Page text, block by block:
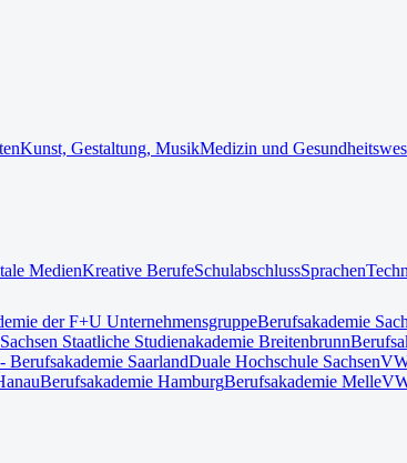
Kunst, Gestaltung, MusikMedizin und
MedienKreative BerufeSchulabschlussSprachen
der F+U UnternehmensgruppeBerufsakademie
Staatliche Studienakademie Breitenbrunn
Berufsakademie SaarlandDuale Hochschule Sachsen
Berufsakademie HamburgBerufsakademie Melle